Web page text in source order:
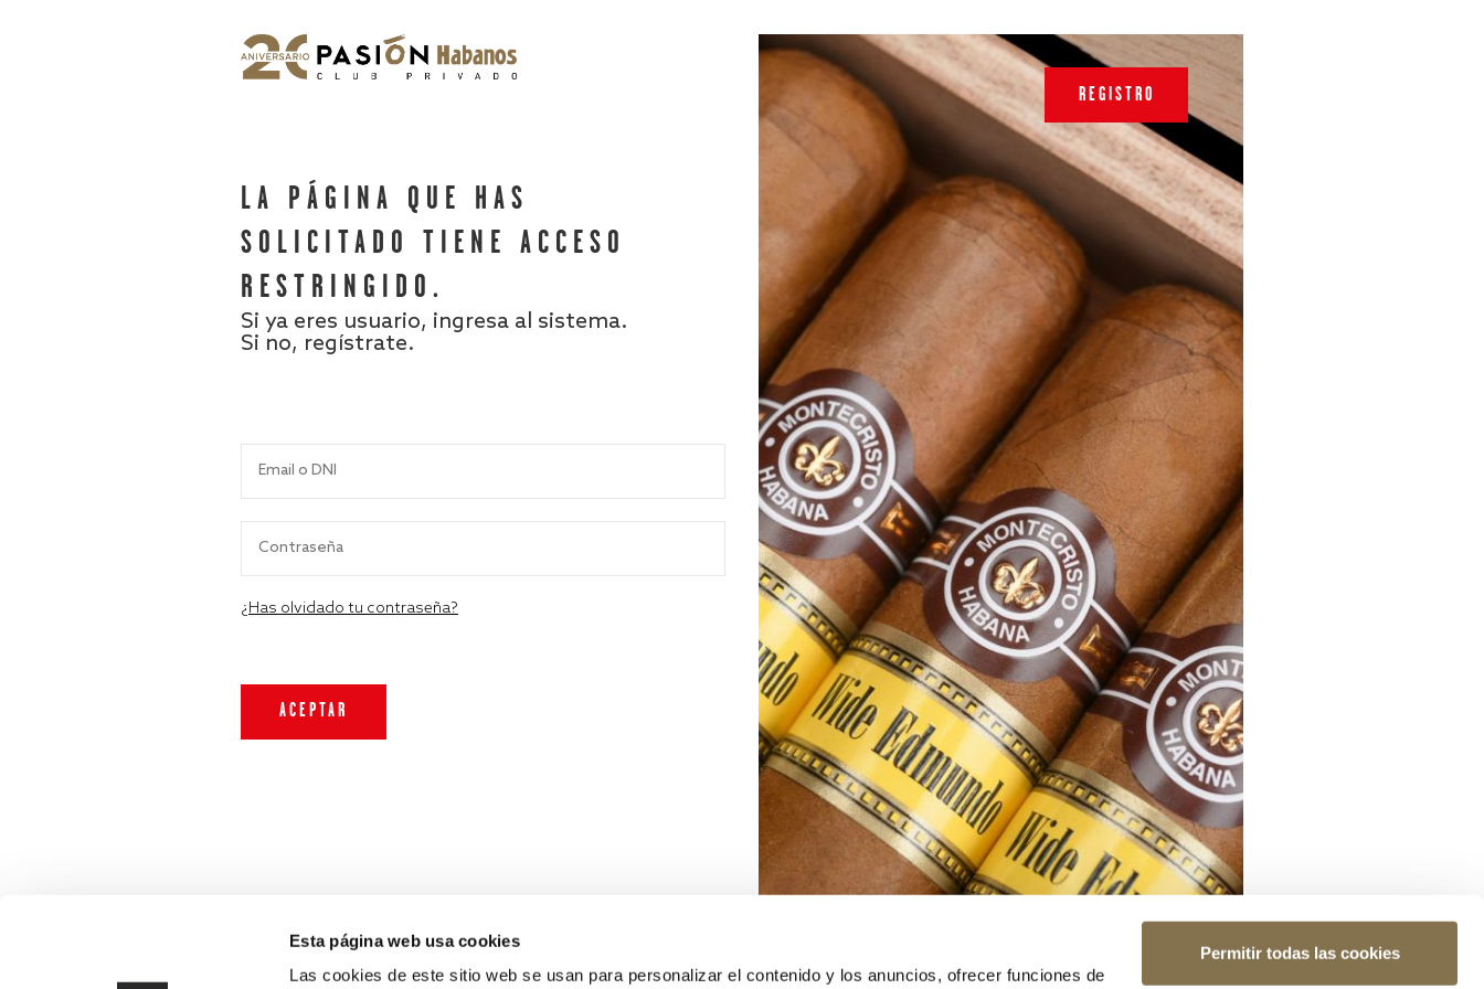
Esta página web usa cookies
Las cookies de este sitio web se usan para personalizar el contenido y los anuncios, ofrecer funciones de
Permitir todas las cookies
LA PÁGINA QUE HAS
SOLICITADO TIENE ACCESO
RESTRINGIDO.
Si ya eres usuario, ingresa al sistema.
Si no, regístrate.
¿Has olvidado tu contraseña?
REGISTRO